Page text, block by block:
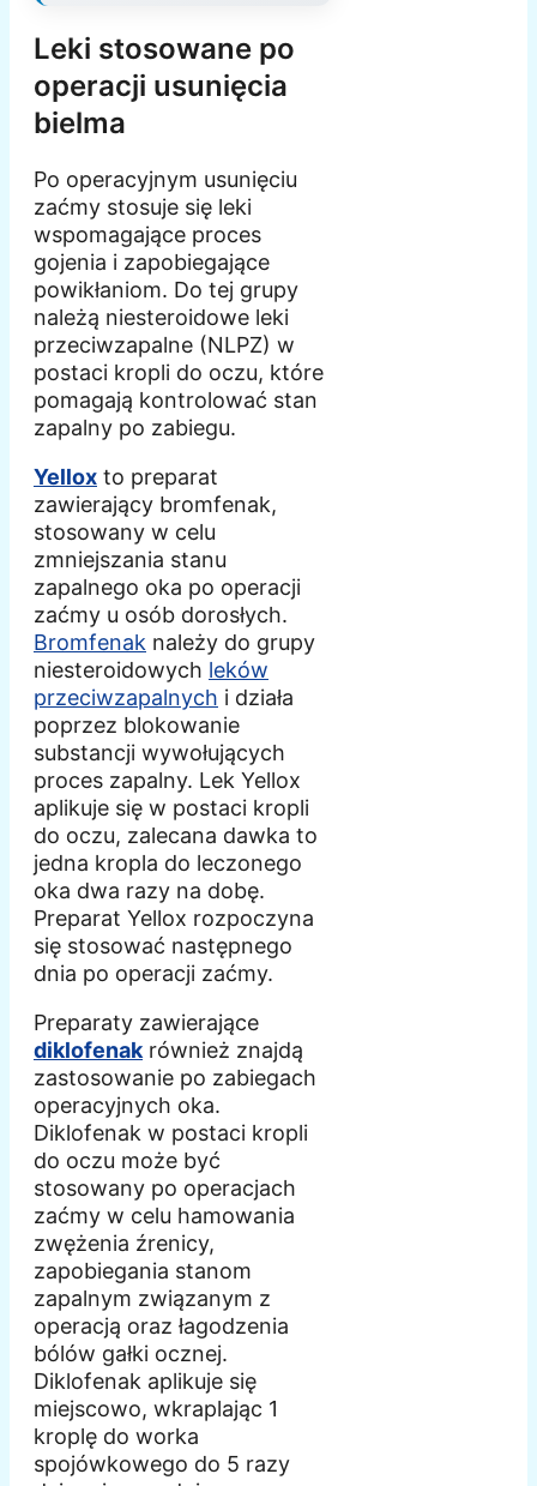
Leki stosowane po
operacji usunięcia
bielma
Po operacyjnym usunięciu
zaćmy stosuje się leki
wspomagające proces
gojenia i zapobiegające
powikłaniom. Do tej grupy
należą niesteroidowe leki
przeciwzapalne (NLPZ) w
postaci kropli do oczu, które
pomagają kontrolować stan
zapalny po zabiegu.
Yellox to preparat
zawierający bromfenak,
stosowany w celu
zmniejszania stanu
zapalnego oka po operacji
zaćmy u osób dorosłych.
Bromfenak należy do grupy
niesteroidowych leków
przeciwzapalnych i działa
poprzez blokowanie
substancji wywołujących
proces zapalny. Lek Yellox
aplikuje się w postaci kropli
do oczu, zalecana dawka to
jedna kropla do leczonego
oka dwa razy na dobę.
Preparat Yellox rozpoczyna
się stosować następnego
dnia po operacji zaćmy.
Preparaty zawierające
diklofenak również znajdą
zastosowanie po zabiegach
operacyjnych oka.
Diklofenak w postaci kropli
do oczu może być
stosowany po operacjach
zaćmy w celu hamowania
zwężenia źrenicy,
zapobiegania stanom
zapalnym związanym z
operacją oraz łagodzenia
bólów gałki ocznej.
Diklofenak aplikuje się
miejscowo, wkraplając 1
kroplę do worka
spojówkowego do 5 razy